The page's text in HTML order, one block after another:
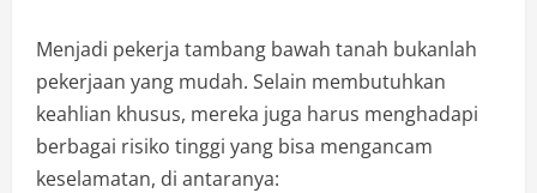
Menjadi pekerja tambang bawah tanah bukanlah
pekerjaan yang mudah. Selain membutuhkan
keahlian khusus, mereka juga harus menghadapi
berbagai risiko tinggi yang bisa mengancam
keselamatan, di antaranya: